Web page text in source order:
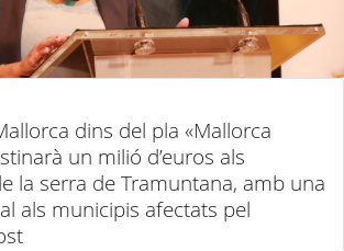
dins del pla «Mallorca
un milió d’euros als
la serra de Tramuntana, amb una
als municipis afectats pel